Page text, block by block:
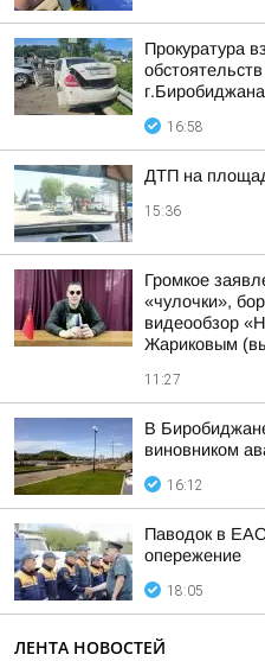
Прокуратура
г.Биробиджана
16:58
ДТП на
15:36
Громкое
«чулочки»,
видеообзор
Жариковым
11:27
В
виновником
16:12
Паводок в
опережение
18:05
ЛЕНТА НОВОСТЕЙ